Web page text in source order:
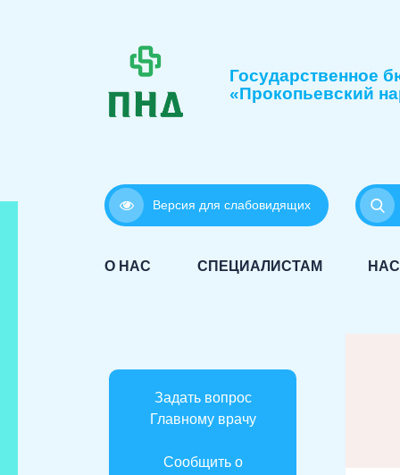
Государственное
«Прокопьевский
Версия для слабовидящих
О НАС СПЕЦИАЛИСТАМ
Задать вопрос
Главному врачу
Сообщить о